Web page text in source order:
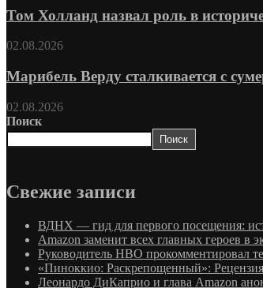
Том Холланд назвал роль в
02.08.2026
Марибель Верду сталкивается с
02.08.2026
Поиск
Поиск
Свежие записи
ВДНХ — гид для первого посещения:
Amazon заменит всех главных героев в
Руководитель HBO прокомментировал
«Пиноккио: Раскрепощенный»:
Леонардо ДиКаприо и глава Amazon